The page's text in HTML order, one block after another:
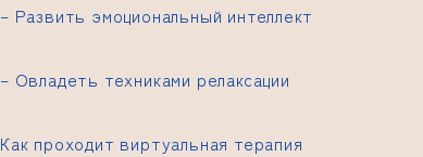
– Развить эмоциональный интеллект
– Овладеть техниками релаксации
Как проходит виртуальная терапия